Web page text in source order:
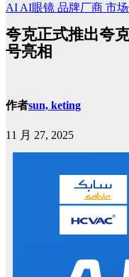
AI AI眼镜 品牌厂商 市
夸克正式推出夸
号亮相
作者sun, keting
11 月 27, 2025